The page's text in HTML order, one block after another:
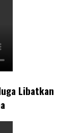
Libatkan